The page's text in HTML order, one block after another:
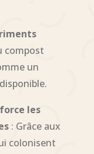
compost
un
les
: Grâce aux
colonisent